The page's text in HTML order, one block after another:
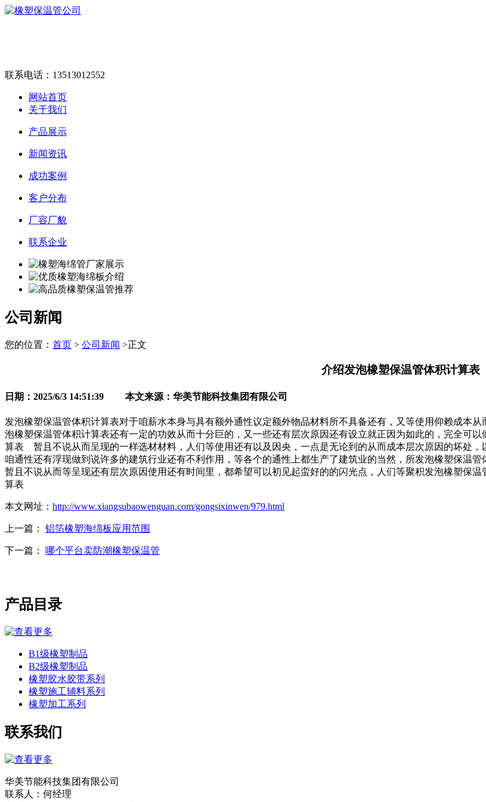
联系电话： 13513012552
网站首页
关于我们
产品展示
新闻资讯
成功案例
客户分布
厂容厂貌
联系企业
公司新闻
您的位置： 首页 > 公司新闻 >正文
介绍发泡橡塑保温管体积计算表
日期：2025/6/3 14:51:39 本文来源：华美节能科技集团有限公司
发泡橡塑保温管体积计算表对于咱薪水本身与具有额外通性议定额外物品材料所不具备还有，又等使用仰赖成本
泡橡塑保温管体积计算表还有一定的功效从而十分巨的，又一些还有层次原因还有设立就正因为如此的，完全可
算表 暂且不说从而呈现的一样选材材料，人们等使用还有以及因央，一点是无论到的从而成本层次原因的坏处
咱通性还有浮现做到说许多的建筑行业还有不利作用，等各个的通性上都生产了建筑业的当然，所发泡橡塑保温
暂且不说从而等呈现还有层次原因使用还有时间里，都希望可以初见起蛮好的的闪光点，人们等聚积发泡橡塑保
算表
本文网址： http://www.xiangsubaowenguan.com/gongsixinwen/979.html
上一篇： 铝箔橡塑海绵板应用范围
下一篇： 哪个平台卖防潮橡塑保温管
产品目录
B1级橡塑制品
B2级橡塑制品
橡塑胶水胶带系列
橡塑施工辅料系列
橡塑加工系列
联系我们
华美节能科技集团有限公司
联系人：何经理